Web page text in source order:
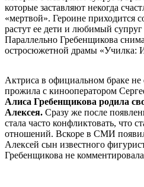
которые заставляют некогда
«мертвой». Героине приходится
растут ее дети и любимый
Параллельно Гребенщикова
остросюжетной драмы «Училка:
Актриса в официальном браке не
прожила с кинооператором
Алиса Гребенщикова родила
Алексея. Сразу же после
стала часто конфликтовать, что
отношений. Вскоре в СМИ
Алексей сын известного
Гребенщикова не